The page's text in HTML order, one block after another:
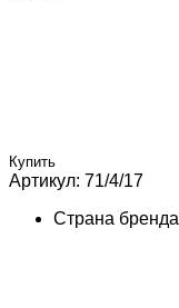
Купить
Артикул: 71/4/17
Страна бренда